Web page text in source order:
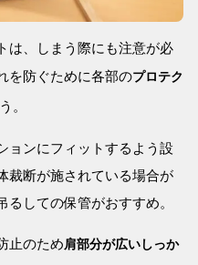
は、しまう際にも注意が必
を防ぐために各部のプロテク
。
ョンにフィットするよう設
裁断が施されている場合が
しての保管がおすすめ。
止のため肩部分が広いしっか